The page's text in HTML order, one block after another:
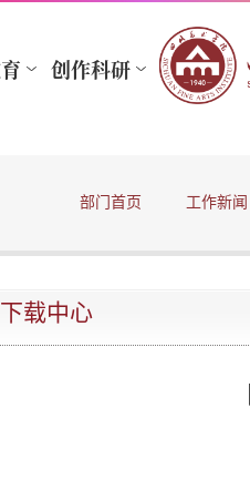
部门首页 工作新闻
下载中心